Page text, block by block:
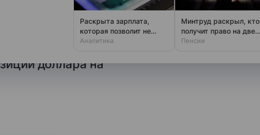
системы стран
резервной
доллара на
Раскрыта зарплата,
которая позволит не
чувствовать зависти
Аналитика
Минтруд раскрыл, кто
получит право на две
пенсии
Пенсии